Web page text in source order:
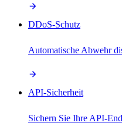
DDoS-Schutz
Automatische Abwehr
API-Sicherheit
Sichern Sie Ihre API-